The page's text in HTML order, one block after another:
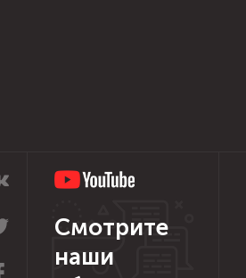
Смотрите
наши